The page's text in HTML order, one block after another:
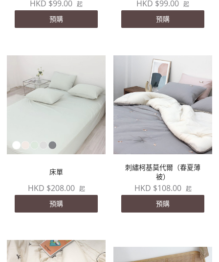
HKD $99.00 起
預購
HKD $99.00 起
預購
床單
HKD $208.00 起
預購
刺繡柯基莫代爾（春夏薄
被）
HKD $108.00 起
預購